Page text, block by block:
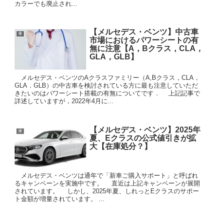
カラーでも廃止され...
車
【メルセデス・ベンツ】中古車
市場におけるパワーシートの有
無に注意【A，Bクラス，CLA，
GLA，GLB】
メルセデス・ベンツのAクラスファミリー（A,Bクラス，CLA，
GLA．GLB）の中古車を検討されている方に最も注意していただ
きたいのはパワーシート搭載の有無についてです． 上記記事で
詳述していますが，2022年4月に...
車
【メルセデス・ベンツ】2025年
夏、Eクラスの公式値引きが拡
大【在庫処分？】
メルセデス・ベンツは通年で「新車ご購入サポート」と呼ばれ
るキャンペーンを実施中です。 直近は上記キャンペーンが展開
されています。 しかし、2025年夏、しれっとEクラスのサポー
ト金額が増量されています。 ...